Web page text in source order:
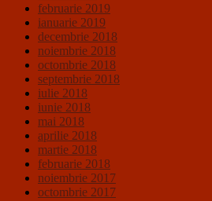
februarie 2019
ianuarie 2019
decembrie 2018
noiembrie 2018
octombrie 2018
septembrie 2018
iulie 2018
iunie 2018
mai 2018
aprilie 2018
martie 2018
februarie 2018
noiembrie 2017
octombrie 2017